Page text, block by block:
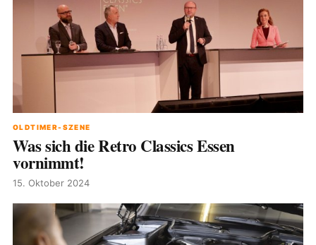
OLDTIMER-SZENE
Was sich die Retro Classics Essen
vornimmt!
15. Oktober 2024